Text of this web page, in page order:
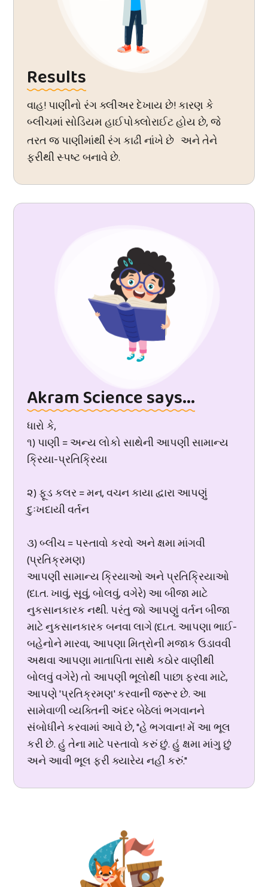
Results
વાહ! પાણીનો રંગ ક્લીઅર દેખાય છે! કારણ કે
બ્લીચમાં સોડિયમ હાઈપોક્લોરાઈટ હોય છે, જે
તરત જ પાણીમાંથી રંગ કાઢી નાંખે છે અને તેને
ફરીથી સ્પષ્ટ બનાવે છે.
Akram Science says...
ધારો કે,
૧) પાણી = અન્ય લોકો સાથેની આપણી સામાન્ય
ક્રિયા-પ્રતિક્રિયા
૨) ફૂડ કલર = મન, વચન કાયા દ્વારા આપણું
દુઃખદાયી વર્તન
૩) બ્લીચ = પસ્તાવો કરવો અને ક્ષમા માંગવી
(પ્રતિક્રમણ)
આપણી સામાન્ય ક્રિયાઓ અને પ્રતિક્રિયાઓ
(દા.ત. ખાવું, સૂવું, બોલવું, વગેરે) આ બીજા માટે
નુકસાનકારક નથી. પરંતુ જો આપણું વર્તન બીજા
માટે નુકસાનકારક બનવા લાગે (દા.ત. આપણા ભાઈ-
બહેનોને મારવા, આપણા મિત્રોની મજાક ઉડાવવી
અથવા આપણા માતાપિતા સાથે કઠોર વાણીથી
બોલવું વગેરે) તો આપણી ભૂલોથી પાછા ફરવા માટે,
આપણે 'પ્રતિક્રમણ' કરવાની જરૂર છે. આ
સામેવાળી વ્યક્તિની અંદર બેઠેલાં ભગવાનને
સંબોધીને કરવામાં આવે છે, "હે ભગવાન! મેં આ ભૂલ
કરી છે. હું તેના માટે પસ્તાવો કરું છું. હું ક્ષમા માંગુ છું
અને આવી ભૂલ ફરી ક્યારેય નહીં કરું."